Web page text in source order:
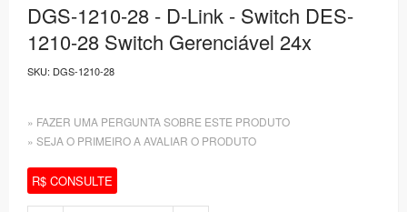
DGS-1210-28 - D-Link - Switch DES-
1210-28 Switch Gerenciável 24x
SKU: DGS-1210-28
» FAZER UMA PERGUNTA SOBRE ESTE PRODUTO
» SEJA O PRIMEIRO A AVALIAR O PRODUTO
R$ CONSULTE